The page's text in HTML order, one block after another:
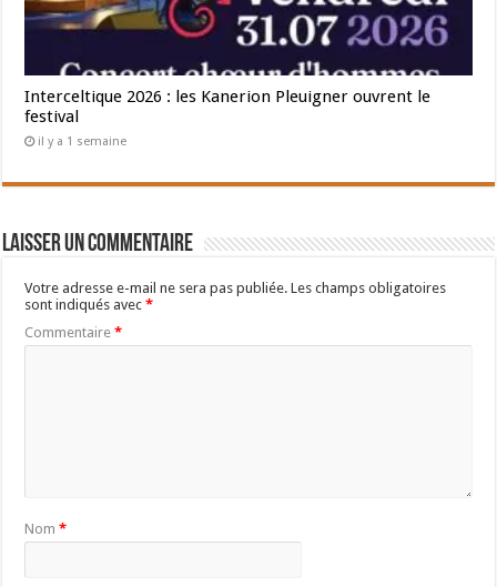
Interceltique 2026 : les Kanerion Pleuigner ouvrent le
festival
il y a 1 semaine
Laisser un commentaire
Votre adresse e-mail ne sera pas publiée. Les champs obligatoires
sont indiqués avec*
Commentaire*
Nom*